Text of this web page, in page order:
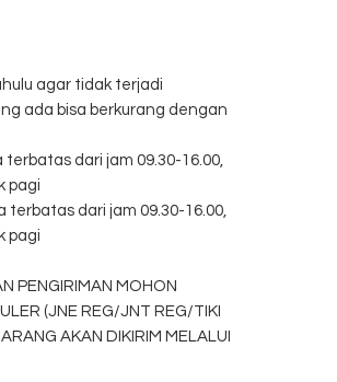
agar tidak terjadi
ada bisa berkurang dengan
dari jam 09.30-16.00,
pagi
terbatas dari jam 09.30-16.00,
pagi
PENGIRIMAN MOHON
(JNE REG/JNT REG/TIKI
AKAN DIKIRIM MELALUI